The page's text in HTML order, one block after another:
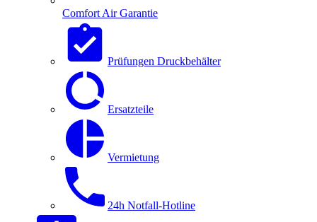
Comfort Air Garantie
Prüfungen Druckbehälter
Ersatzteile
Vermietung
24h Notfall-Hotline